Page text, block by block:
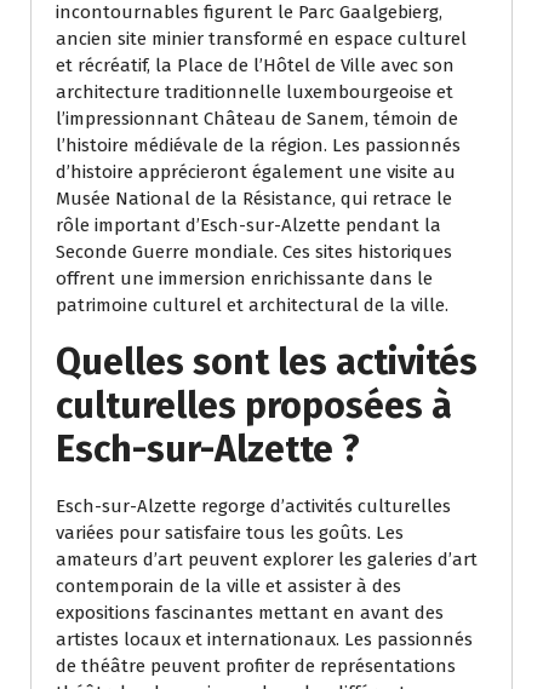
incontournables figurent le Parc Gaalgebierg,
ancien site minier transformé en espace culturel
et récréatif, la Place de l’Hôtel de Ville avec son
architecture traditionnelle luxembourgeoise et
l’impressionnant Château de Sanem, témoin de
l’histoire médiévale de la région. Les passionnés
d’histoire apprécieront également une visite au
Musée National de la Résistance, qui retrace le
rôle important d’Esch-sur-Alzette pendant la
Seconde Guerre mondiale. Ces sites historiques
offrent une immersion enrichissante dans le
patrimoine culturel et architectural de la ville.
Quelles sont les activités
culturelles proposées à
Esch-sur-Alzette ?
Esch-sur-Alzette regorge d’activités culturelles
variées pour satisfaire tous les goûts. Les
amateurs d’art peuvent explorer les galeries d’art
contemporain de la ville et assister à des
expositions fascinantes mettant en avant des
artistes locaux et internationaux. Les passionnés
de théâtre peuvent profiter de représentations